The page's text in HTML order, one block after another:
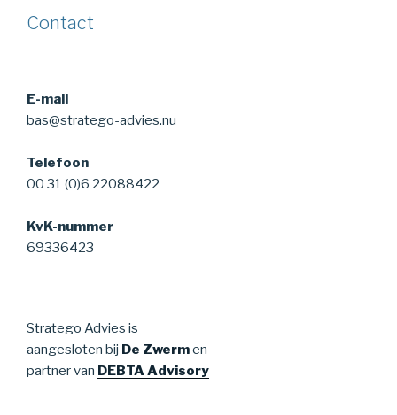
Contact
E-mail
bas@stratego-advies.nu
Telefoon
00 31 (0)6 22088422
KvK-nummer
69336423
Stratego Advies is
aangesloten bij De Zwermen
partner van DEBTA Advisory